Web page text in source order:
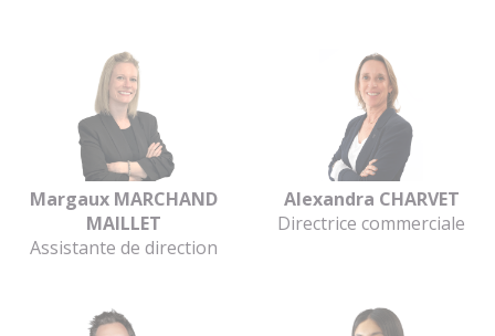
Margaux MARCHAND
MAILLET
Assistante de direction
Alexandra CHARVET
Directrice commerciale